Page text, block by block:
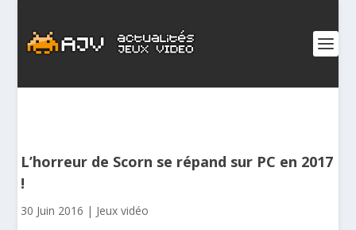
L’horreur de Scorn se répand sur PC en 2017
!
30 Juin 2016 | Jeux vidéo